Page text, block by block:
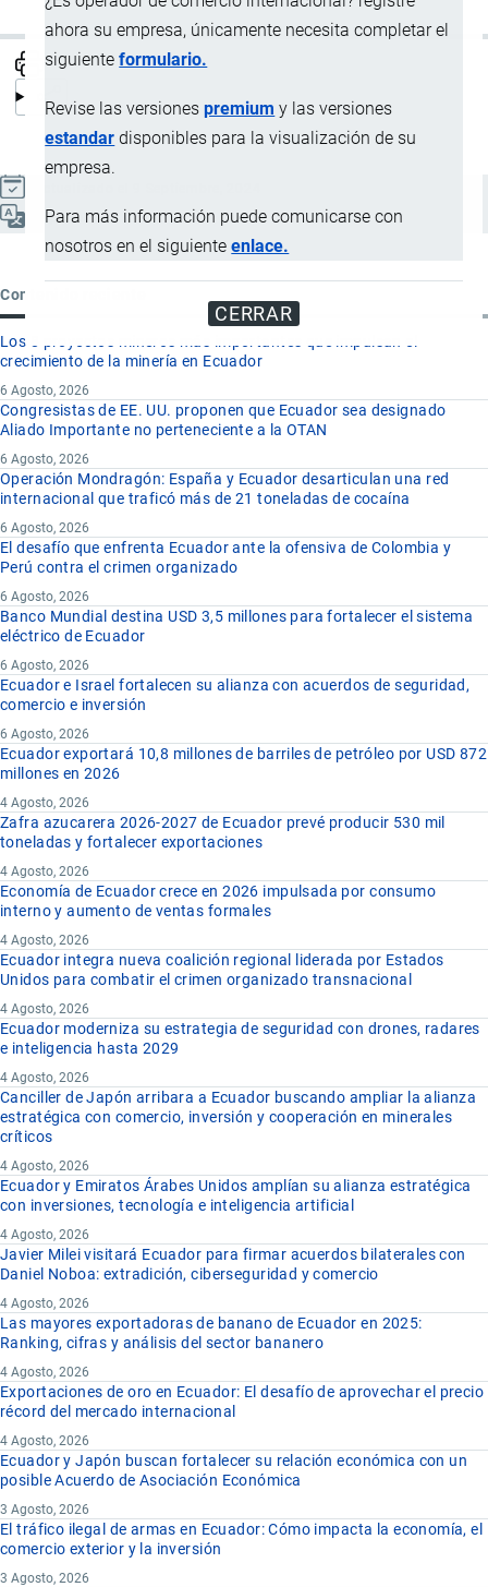
ahora su empresa, únicamente necesita completar el
siguienteformulario.
Revise las versionespremium y las versiones
estandar disponibles para la visualización de su
empresa.
Para más información puede comunicarse con
nosotros en el siguienteenlace.
CERRAR
Español
Contenido reciente
Los 8 proyectos mineros más importantes que impulsan el
crecimiento de la minería en Ecuador
6 Agosto, 2026
Congresistas de EE. UU. proponen que Ecuador sea designado
Aliado Importante no perteneciente a la OTAN
6 Agosto, 2026
Operación Mondragón: España y Ecuador desarticulan una red
internacional que traficó más de 21 toneladas de cocaína
6 Agosto, 2026
El desafío que enfrenta Ecuador ante la ofensiva de Colombia y
Perú contra el crimen organizado
6 Agosto, 2026
Banco Mundial destina USD 3,5 millones para fortalecer el sistema
eléctrico de Ecuador
6 Agosto, 2026
Ecuador e Israel fortalecen su alianza con acuerdos de seguridad,
comercio e inversión
6 Agosto, 2026
Ecuador exportará 10,8 millones de barriles de petróleo por USD 872
millones en 2026
4 Agosto, 2026
Zafra azucarera 2026-2027 de Ecuador prevé producir 530 mil
toneladas y fortalecer exportaciones
4 Agosto, 2026
Economía de Ecuador crece en 2026 impulsada por consumo
interno y aumento de ventas formales
4 Agosto, 2026
Ecuador integra nueva coalición regional liderada por Estados
Unidos para combatir el crimen organizado transnacional
4 Agosto, 2026
Ecuador moderniza su estrategia de seguridad con drones, radares
e inteligencia hasta 2029
4 Agosto, 2026
Canciller de Japón arribara a Ecuador buscando ampliar la alianza
estratégica con comercio, inversión y cooperación en minerales
críticos
4 Agosto, 2026
Ecuador y Emiratos Árabes Unidos amplían su alianza estratégica
con inversiones, tecnología e inteligencia artificial
4 Agosto, 2026
Javier Milei visitará Ecuador para firmar acuerdos bilaterales con
Daniel Noboa: extradición, ciberseguridad y comercio
4 Agosto, 2026
Las mayores exportadoras de banano de Ecuador en 2025:
Ranking, cifras y análisis del sector bananero
4 Agosto, 2026
Exportaciones de oro en Ecuador: El desafío de aprovechar el precio
récord del mercado internacional
4 Agosto, 2026
Ecuador y Japón buscan fortalecer su relación económica con un
posible Acuerdo de Asociación Económica
3 Agosto, 2026
El tráfico ilegal de armas en Ecuador: Cómo impacta la economía, el
comercio exterior y la inversión
3 Agosto, 2026